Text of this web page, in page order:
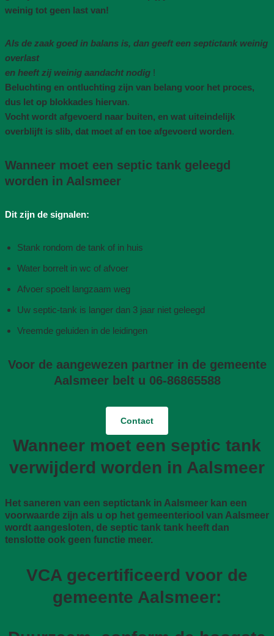
weinig tot geen last van!
Als de zaak goed in balans is, dan geeft een septictank weinig
overlast
en heeft zij weinig aandacht nodig !
Beluchting en ontluchting zijn van belang voor het proces,
dus let op blokkades hiervan.
Vocht wordt afgevoerd naar buiten, en wat uiteindelijk
overblijft is slib, dat moet af en toe afgevoerd worden.
Wanneer moet een septic tank geleegd
worden in Aalsmeer
Dit zijn de signalen:
Stank rondom de tank of in huis
Water borrelt in wc of afvoer
Afvoer spoelt langzaam weg
Uw septic-tank is langer dan 3 jaar niet geleegd
Vreemde geluiden in de leidingen
Voor de aangewezen partner in de gemeente
Aalsmeer belt u 06-86865588
Contact
Wanneer moet een septic tank
verwijderd worden in Aalsmeer
Het saneren van een septictank in Aalsmeer kan een
voorwaarde zijn als u op het gemeenteriool van Aalsmeer
wordt aangesloten, de septic tank tank heeft dan
tenslotte ook geen functie meer.
VCA gecertificeerd voor de
gemeente Aalsmeer: